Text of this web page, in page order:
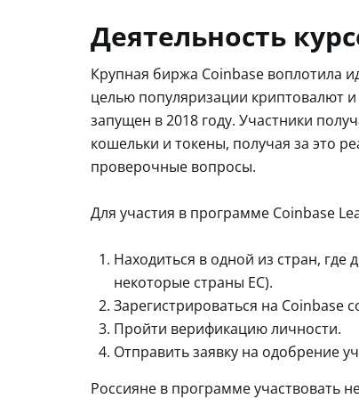
Деятельность
Крупная биржа Coinbase воплотила
целью популяризации криптовалют
запущен в 2018 году. Участники
кошельки и токены, получая за это
проверочные вопросы.
Для участия в программе Coinbase
Находиться в одной из стран,
некоторые страны ЕС).
Зарегистрироваться на Coinbase
Пройти верификацию личности.
Отправить заявку на одобрение
Россияне в программе участвовать